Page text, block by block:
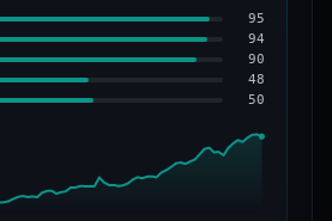
#193
50/100
95
94
90
48
50